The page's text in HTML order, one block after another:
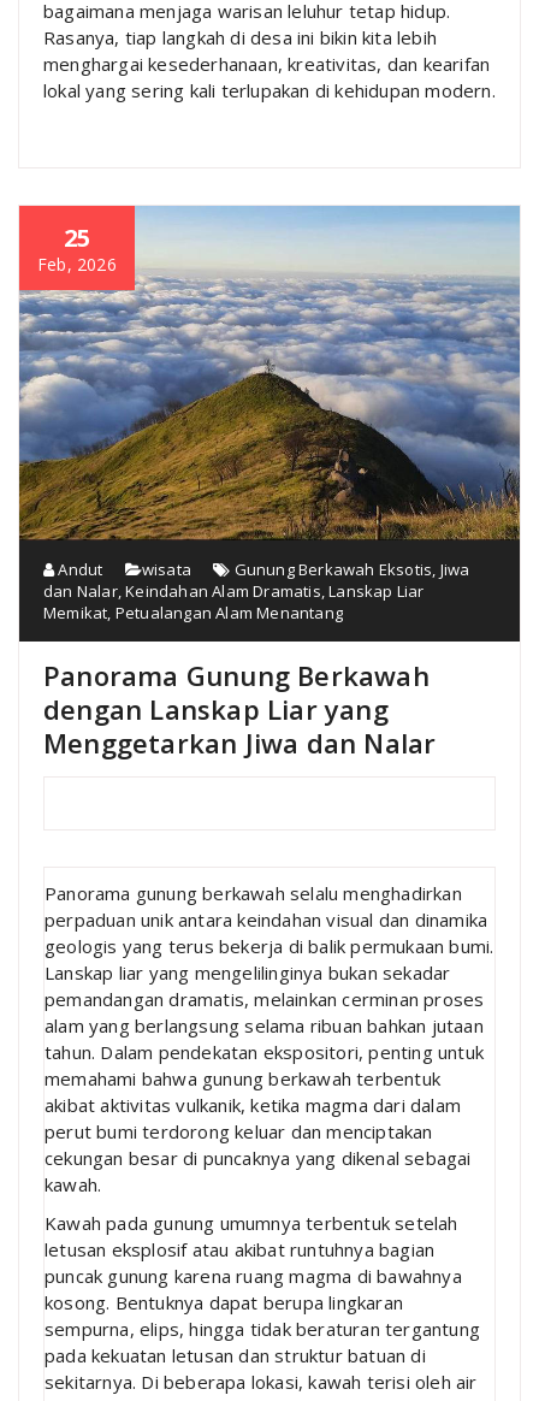
bagaimana menjaga warisan leluhur tetap hidup.
Rasanya, tiap langkah di desa ini bikin kita lebih
menghargai kesederhanaan, kreativitas, dan kearifan
lokal yang sering kali terlupakan di kehidupan modern.
25
Feb, 2026
Andut wisata Gunung Berkawah Eksotis, Jiwa
dan Nalar,Keindahan Alam Dramatis,Lanskap Liar
Memikat, Petualangan Alam Menantang
Panorama Gunung Berkawah
dengan Lanskap Liar yang
Menggetarkan Jiwa dan Nalar
Panorama gunung berkawah selalu menghadirkan
perpaduan unik antara keindahan visual dan dinamika
geologis yang terus bekerja di balik permukaan bumi.
Lanskap liar yang mengelilinginya bukan sekadar
pemandangan dramatis, melainkan cerminan proses
alam yang berlangsung selama ribuan bahkan jutaan
tahun. Dalam pendekatan ekspositori, penting untuk
memahami bahwa gunung berkawah terbentuk
akibat aktivitas vulkanik, ketika magma dari dalam
perut bumi terdorong keluar dan menciptakan
cekungan besar di puncaknya yang dikenal sebagai
kawah.
Kawah pada gunung umumnya terbentuk setelah
letusan eksplosif atau akibat runtuhnya bagian
puncak gunung karena ruang magma di bawahnya
kosong. Bentuknya dapat berupa lingkaran
sempurna, elips, hingga tidak beraturan tergantung
pada kekuatan letusan dan struktur batuan di
sekitarnya. Di beberapa lokasi, kawah terisi oleh air